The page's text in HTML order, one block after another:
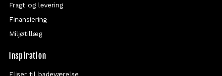
Fragt og levering
Finansiering
Miljøtillæg
Inspiration
Fliser til badeværelse